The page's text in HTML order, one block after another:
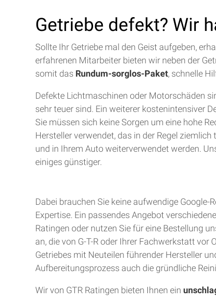
Getriebe defekt? Wir
Sollte Ihr Getriebe mal den Geist aufgeben,
erfahrenen Mitarbeiter bieten wir neben der
somit das Rundum-sorglos-Paket, schnelle
Defekte Lichtmaschinen oder Motorschäden
sehr teuer sind. Ein weiterer kostenintensiver
Sie müssen sich keine Sorgen um eine hohe
Hersteller verwendet, das in der Regel
und in Ihrem Auto weiterverwendet werden.
einiges günstiger.
Dabei brauchen Sie keine aufwendige Google-
Expertise. Ein passendes Angebot
Ratingen oder nutzen Sie für eine Bestellung
an, die von G-T-R oder Ihrer Fachwerkstatt
Getriebes mit Neuteilen führender Hersteller
Aufbereitungsprozess auch die gründliche
Wir von GTR Ratingen bieten Ihnen ein